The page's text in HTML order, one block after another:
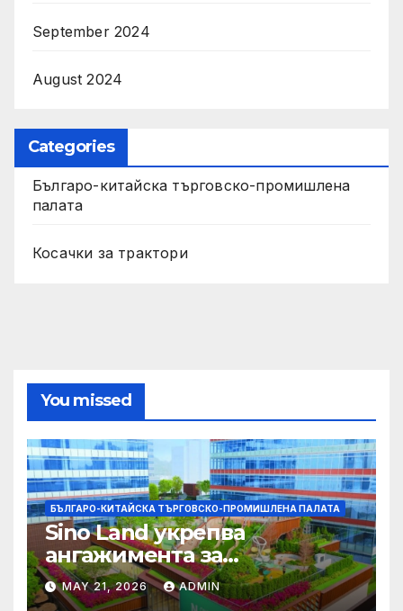
September 2024
August 2024
Categories
Българо-китайска търговско-промишлена
палата
Косачки за трактори
You missed
БЪЛГАРО-КИТАЙСКА ТЪРГОВСКО-ПРОМИШЛЕНА ПАЛАТА
Sino Land укрепва
ангажимента за
устойчивост с глобално
признание
MAY 21, 2026 ADMIN